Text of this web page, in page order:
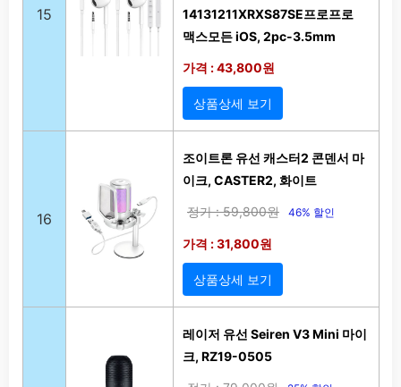
15
14131211XRXS87SE프로프로
맥스모든 iOS, 2pc-3.5mm
가격 : 43,800원
상품상세 보기
16
조이트론 유선 캐스터2 콘덴서 마
이크, CASTER2, 화이트
정가 : 59,800원 46% 할인
가격 : 31,800원
상품상세 보기
레이저 유선 Seiren V3 Mini 마이
크, RZ19-0505